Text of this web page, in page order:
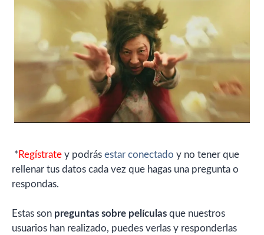
* Regístrate y podrás estar conectado y no tener que
rellenar tus datos cada vez que hagas una pregunta o
respondas.
Estas son preguntas sobre películas que nuestros
usuarios han realizado, puedes verlas y responderlas